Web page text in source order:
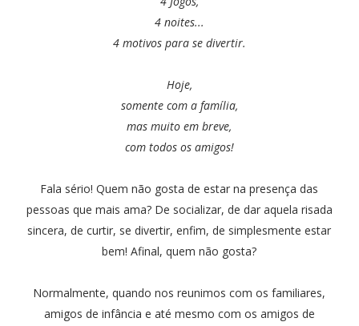
4 noites...
4 motivos para se divertir.
Hoje,
somente com a família,
mas muito em breve,
com todos os amigos!
Fala sério! Quem não gosta de estar na presença das
pessoas que mais ama? De socializar, de dar aquela risada
sincera, de curtir, se divertir, enfim, de simplesmente estar
bem! Afinal, quem não gosta?
Normalmente, quando nos reunimos com os familiares,
amigos de infância e até mesmo com os amigos de